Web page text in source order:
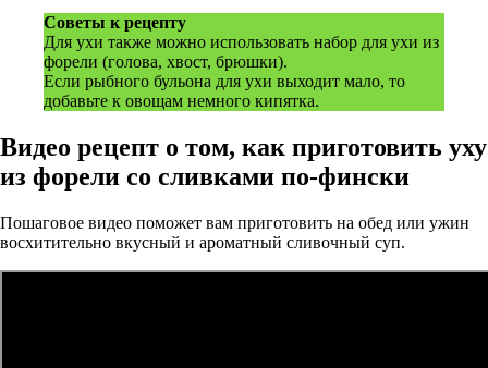
Советы к рецепту
Для ухи также можно использовать набор для ухи из
форели (голова, хвост, брюшки).
Если рыбного бульона для ухи выходит мало, то
добавьте к овощам немного кипятка.
Видео рецепт о том, как приготовить уху
из форели со сливками по-фински
Пошаговое видео поможет вам приготовить на обед или ужин
восхитительно вкусный и ароматный сливочный суп.